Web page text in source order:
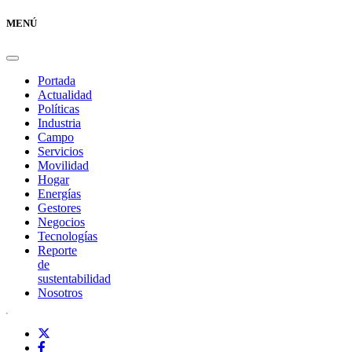
MENÚ
Portada
Actualidad
Políticas
Industria
Campo
Servicios
Movilidad
Hogar
Energías
Gestores
Negocios
Tecnologías
Reporte
de
sustentabilidad
Nosotros